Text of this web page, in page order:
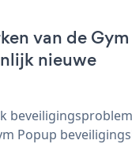
van de Gym
nieuwe
Popup